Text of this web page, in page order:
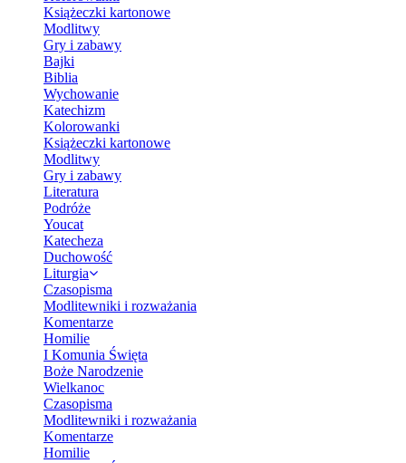
Książeczki kartonowe
Modlitwy
Gry i zabawy
Bajki
Biblia
Wychowanie
Katechizm
Kolorowanki
Książeczki kartonowe
Modlitwy
Gry i zabawy
Literatura
Podróże
Youcat
Katecheza
Duchowość
Liturgia
Czasopisma
Modlitewniki i rozważania
Komentarze
Homilie
I Komunia Święta
Boże Narodzenie
Wielkanoc
Czasopisma
Modlitewniki i rozważania
Komentarze
Homilie